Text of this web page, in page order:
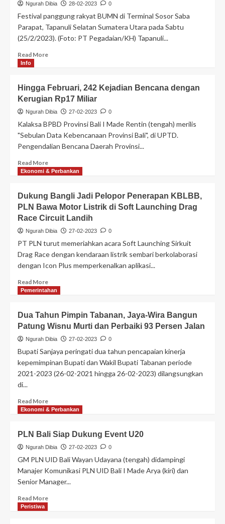
Ngurah Dibia 28-02-2023 0
Festival panggung rakyat BUMN di Terminal Sosor Saba
Parapat, Tapanuli Selatan Sumatera Utara pada Sabtu
(25/2/2023). (Foto: PT Pegadaian/KH) Tapanuli...
Read More
Info
Hingga Februari, 242 Kejadian Bencana dengan
Kerugian Rp17 Miliar
Ngurah Dibia 27-02-2023 0
Kalaksa BPBD Provinsi Bali I Made Rentin (tengah) merilis
"Sebulan Data Kebencanaan Provinsi Bali", di UPTD.
Pengendalian Bencana Daerah Provinsi...
Read More
Ekonomi & Perbankan
Dukung Bangli Jadi Pelopor Penerapan KBLBB,
PLN Bawa Motor Listrik di Soft Launching Drag
Race Circuit Landih
Ngurah Dibia 27-02-2023 0
PT PLN turut memeriahkan acara Soft Launching Sirkuit
Drag Race dengan kendaraan listrik sembari berkolaborasi
dengan Icon Plus memperkenalkan aplikasi...
Read More
Pemerintahan
Dua Tahun Pimpin Tabanan, Jaya-Wira Bangun
Patung Wisnu Murti dan Perbaiki 93 Persen Jalan
Ngurah Dibia 27-02-2023 0
Bupati Sanjaya peringati dua tahun pencapaian kinerja
kepemimpinan Bupati dan Wakil Bupati Tabanan periode
2021-2023 (26-02-2021 hingga 26-02-2023) dilangsungkan
di...
Read More
Ekonomi & Perbankan
PLN Bali Siap Dukung Event U20
Ngurah Dibia 27-02-2023 0
GM PLN UID Bali Wayan Udayana (tengah) didampingi
Manajer Komunikasi PLN UID Bali I Made Arya (kiri) dan
Senior Manager...
Read More
Peristiwa